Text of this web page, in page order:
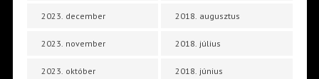
2023. december
2023. november
2023. október
2018. augusztus
2018. július
2018. június